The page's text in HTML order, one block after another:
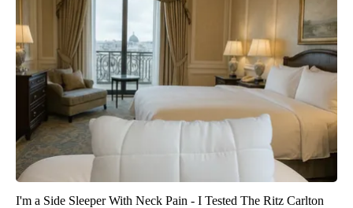
I'm a Side Sleeper With Neck Pain - I Tested The Ritz Carlton